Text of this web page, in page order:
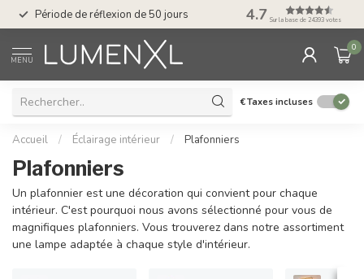
Période de réflexion de 50 jours Service : du lundi
17.00
4.7 Sur la base de 24393 votes
MENU
0
€Taxes incluses
Accueil / Éclairage intérieur / Plafonniers
Plafonniers
Un plafonnier est une décoration qui convient pour chaque
intérieur. C'est pourquoi nous avons sélectionné pour vous de
magnifiques plafonniers. Vous trouverez dans notre assortiment
une lampe adaptée à chaque style d'intérieur.